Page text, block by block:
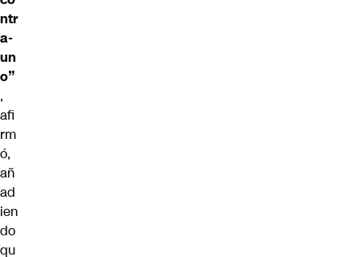
ntr
a-
un
o”
,
afi
rm
ó,
añ
ad
ien
do
qu